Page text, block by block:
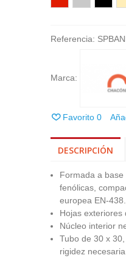
Referencia:
Marca:
Favorito 0
DESCRIPCIÓN
Formada a
fenólicas,
europea
Hojas
Núcleo interior
Tubo de 30 x
rigidez